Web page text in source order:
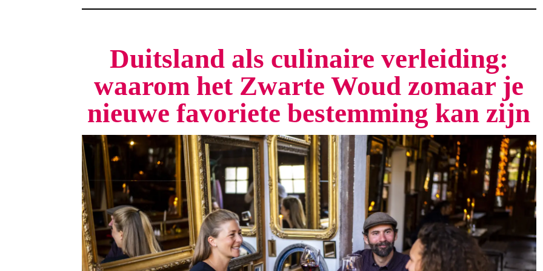
Duitsland als culinaire verleiding:
waarom het Zwarte Woud zomaar je
nieuwe favoriete bestemming kan zijn